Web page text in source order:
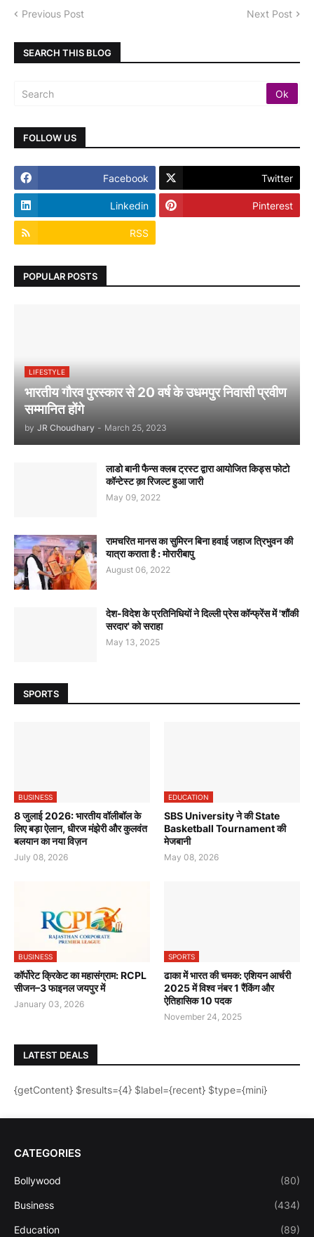
Previous Post Next Post
SEARCH THIS BLOG
FOLLOW US
Facebook Twitter
Linkedin Pinterest
RSS
POPULAR POSTS
LIFESTYLE
भारतीय गौरव पुरस्कार से 20 वर्ष के उधमपुर निवासी प्रवीण
सम्मानित होंगे
by JR Choudhary - March 25, 2023
लाडो बानी फैन्स क्लब ट्रस्ट द्वारा आयोजित किड्स फोटो
कॉन्टेस्ट क़ा रिजल्ट हुआ जारी
May 09, 2022
रामचरित मानस का सुमिरन बिना हवाई जहाज त्रिभुवन की
यात्रा कराता है : मोरारीबापु
August 06, 2022
देश-विदेश के प्रतिनिधियों ने दिल्ली प्रेस कॉन्फ्रेंस में 'शौंकी
सरदार' को सराहा
May 13, 2025
SPORTS
BUSINESS
8 जुलाई 2026: भारतीय वॉलीबॉल के
लिए बड़ा ऐलान, धीरज मंझेरी और कुलवंत
बलयान का नया विज़न
July 08, 2026
EDUCATION
SBS University ने की State
Basketball Tournament की
मेजबानी
May 08, 2026
BUSINESS
कॉर्पोरेट क्रिकेट का महासंग्राम: RCPL
सीजन–3 फाइनल जयपुर में
January 03, 2026
SPORTS
ढाका में भारत की चमक: एशियन आर्चरी
2025 में विश्व नंबर 1 रैंकिंग और
ऐतिहासिक 10 पदक
November 24, 2025
LATEST DEALS
{getContent} $results={4} $label={recent} $type={mini}
CATEGORIES
Bollywood (80)
Business (434)
Education (89)